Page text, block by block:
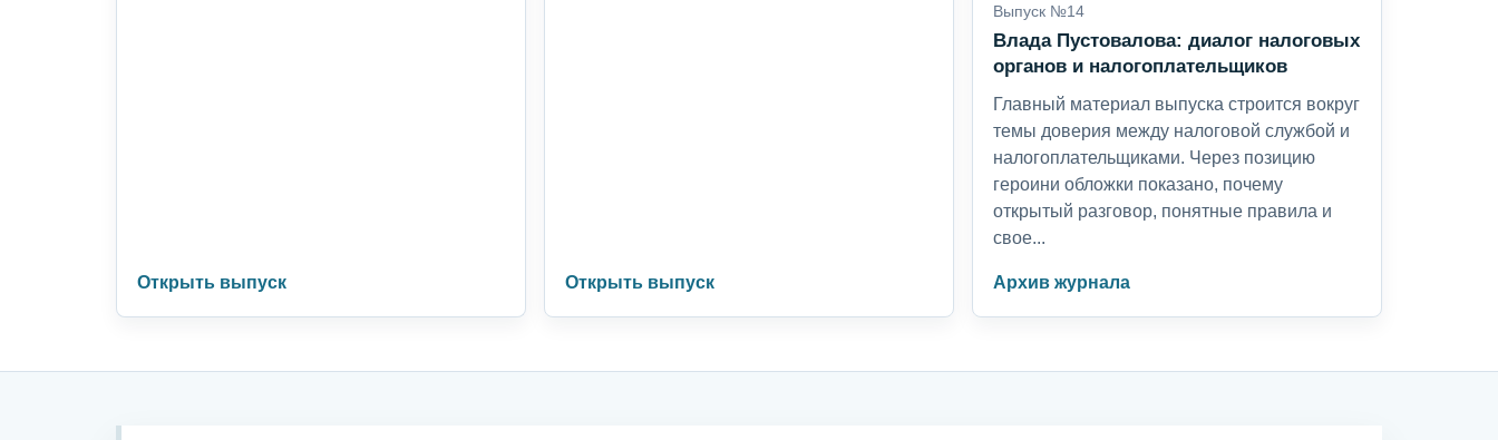
Открыть выпуск Открыть выпуск
Выпуск №14
Влада Пустовалова: диалог налоговых
органов и налогоплательщиков
Главный материал выпуска строится вокруг
темы доверия между налоговой службой и
налогоплательщиками. Через позицию
героини обложки показано, почему
открытый разговор, понятные правила и
свое...
Архив журнала